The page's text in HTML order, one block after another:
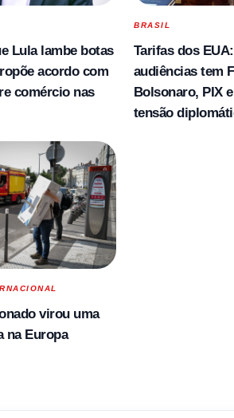
Lula lambe botas
acordo com
comércio nas
BRASIL
Tarifas dos
audiências tem
Bolsonaro, PIX
tensão
virou uma
na Europa